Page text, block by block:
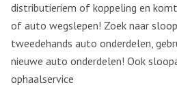
distributieriem of koppeling en
of auto wegslepen! Zoek naar
tweedehands auto onderdelen,
nieuwe auto onderdelen! Ook
ophaalservice